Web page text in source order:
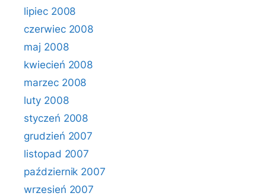
lipiec 2008
czerwiec 2008
maj 2008
kwiecień 2008
marzec 2008
luty 2008
styczeń 2008
grudzień 2007
listopad 2007
październik 2007
wrzesień 2007